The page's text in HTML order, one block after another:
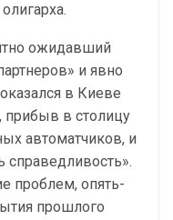
ожидавший
и явно
в Киеве
прибыв в столицу
автоматчиков, и
справедливость».
проблем, опять-
прошлого